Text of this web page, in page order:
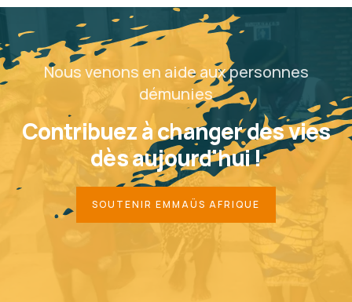
Nous venons en aide aux personnes
démunies
Contribuez à changer des vies
dès aujourd'hui !
SOUTENIR EMMAÜS AFRIQUE